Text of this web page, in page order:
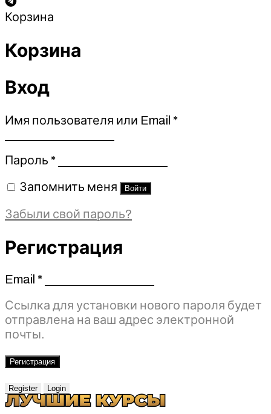
Корзина
Корзина
Вход
Имя пользователя или Email *Обязательно
Пароль *Обязательно
Запомнить меня Войти
Забыли свой пароль?
Регистрация
Email *Обязательно
Ссылка для установки нового пароля будет
отправлена ​​на ваш адрес электронной
почты.
Регистрация
Register Login